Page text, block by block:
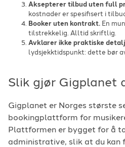
Aksepterer tilbud uten full
kostnader er spesifisert i
Booker uten kontrakt. En
tilstrekkelig. Alltid skriftlig.
Avklarer ikke praktiske
lydsjekktidspunkt: dette bør
Slik gjør Gigplanet
Gigplanet er Norges største
bookingplattform for
Plattformen er bygget for å
administrative, slik at du kan